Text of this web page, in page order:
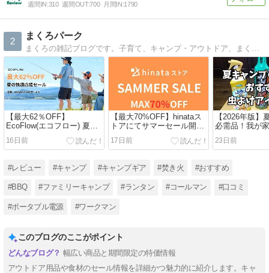
週間IN:310 週間OUT:700 月間IN:1790
2
まくろパーク
まくろの雑記ブログです。子育て、キャンプ・アウトドア、まくろの好き・趣味・おすすめをメインに様々な記事をアップしています。
【最大62％OFF】
EcoFlow(エコフロー) 夏の
快適応援セール開催中！お
すすめ商品・お得情報総ま
16日前
【最大70%OFF】hinataス
トアにてサマーセール開催
中！おすすめアウトドア・
キャンプ用品総まとめ！
17日前
【2026年版】
必需品！我が
策＆おすすめ
ム！
23日前
#レビュー #キャンプ #キャンプギア #焚き火 #おすすめ
#BBQ #ファミリーキャンプ #ランタン #コールマン #口コミ
#ポータブル電源 #ワークマン
このブログのここがポイント
幅広い商品と期間限定の特価情報
アウトドア用品や食材のセール情報を詳細かつ魅力的に紹介します。キャ